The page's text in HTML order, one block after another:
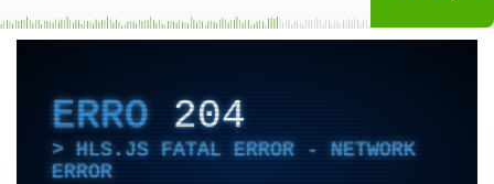
ERRO204
HLS.JS FATAL ERROR - NETWORK
ERROR